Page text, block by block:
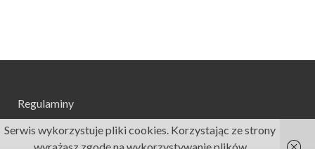
Regulaminy
Serwis wykorzystuje pliki cookies. Korzystając ze strony